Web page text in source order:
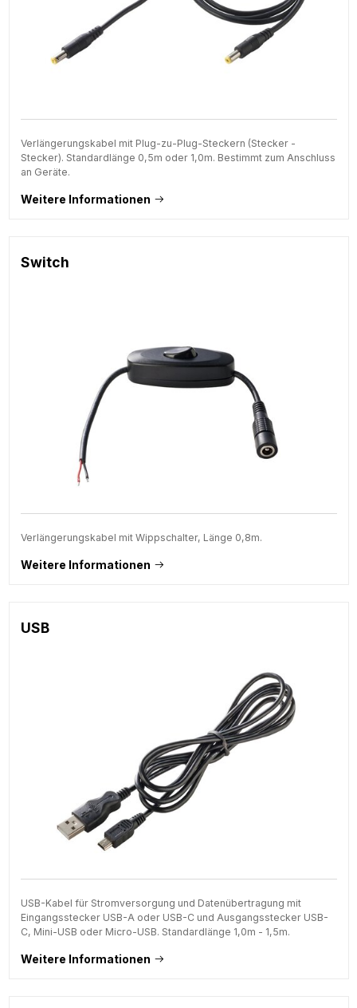
Verlängerungskabel mit Plug-zu-Plug-Steckern (Stecker -
Stecker). Standardlänge 0,5m oder 1,0m. Bestimmt zum Anschluss
an Geräte.
Weitere Informationen
Switch
Verlängerungskabel mit Wippschalter, Länge 0,8m.
Weitere Informationen
USB
USB-Kabel für Stromversorgung und Datenübertragung mit
Eingangsstecker USB-A oder USB-C und Ausgangsstecker USB-
C, Mini-USB oder Micro-USB. Standardlänge 1,0m - 1,5m.
Weitere Informationen